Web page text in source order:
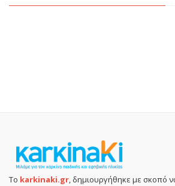
Το karkinaki.gr, δημιουργήθηκε με σκοπό